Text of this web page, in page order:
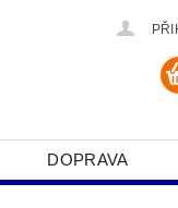
DOPRAVA
ÚDAJŮ